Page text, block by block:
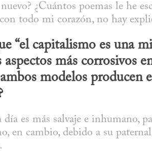
¿Cuántos poemas le he
todo mi corazón, no hay
“el capitalismo es una
aspectos más corrosivos
modelos producen
es más salvaje e inhumano,
en cambio, debido a su